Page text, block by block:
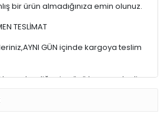
bir ürün almadığınıza emin olunuz.
TESLİMAT
GÜN içinde kargoya teslim
kargolar,diğer iş günü kargoya teslim